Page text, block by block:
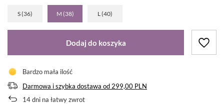
S (36) M (38) L (40)
Dodaj do koszyka
Bardzo mała ilość
Darmowa i szybka dostawa od 299,00 PLN
14dni na łatwy zwrot